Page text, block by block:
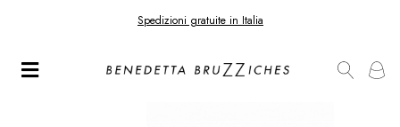
Spedizioni gratuite in Italia